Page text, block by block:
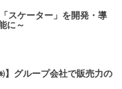
スケーター」を開発・導
に～
】グループ会社で販売力の